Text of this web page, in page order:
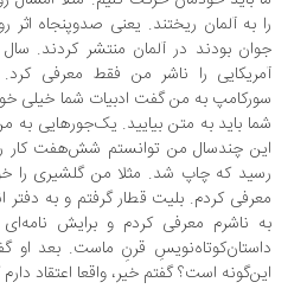
به آلمان ریختند. یعنی صدوپنجاه اثر روسی
بودند در آلمان منتشر کردند. سال
را ناشر من فقط معرفی کرد. یکی
به من گفت ادبیات شما خیلی خوب
باید به متن بیایید. یک‌جورهایی به من
چندسال من توانستم شش‌هفت کار را
که چاپ شد. مثلا من گلشیری را خودم به
کردم. بلیت قطار گرفتم و به دفتر
ناشرم معرفی کردم و برایش نامه‌ای
قرنِ ماست. بعد او گفت
ا‌ست؟ گفتم خیر، واقعا اعتقاد دارم که